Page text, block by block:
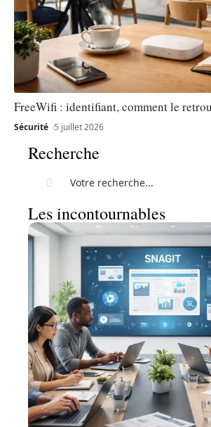
FreeWifi : identifiant, comment le
Sécurité 5 juillet 2026
Recherche
Les incontournables